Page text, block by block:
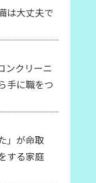
は大丈夫で
ンクリーニ
手に職をつ
」が命取
する家庭